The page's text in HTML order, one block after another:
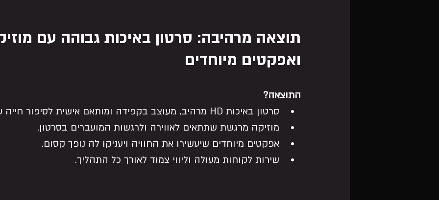
תוצאה מרהיבה: סרטון באיכות גבוהה עם
ואפקטים מיוחדים
התוצאה?
סרטון באיכות HD מרהיב, מעוצב בקפידה ומותאם אישית לסיפור חייה של בתכם.
מוזיקה מרגשת שתתאים לאווירה ולרגשות המועברים בסרטון.
אפקטים מיוחדים שיעשירו את החוויה ויעניקו לה נופך קסום.
שירות לקוחות מעולה וליווי צמוד לאורך כל התהליך.